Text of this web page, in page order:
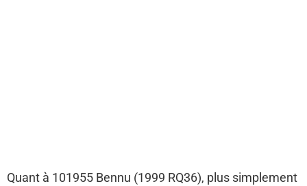
Quant à 101955 Bennu (1999 RQ36), plus simplement